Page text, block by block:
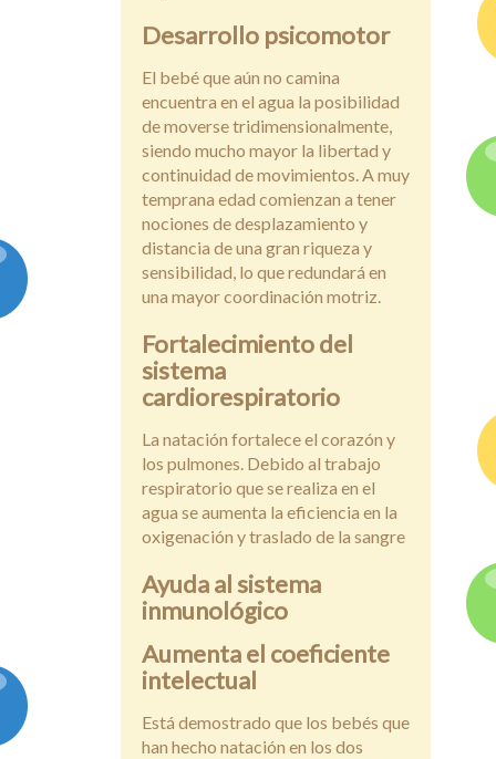
Desarrollo psicomotor
El bebé que aún no camina
encuentra en el agua la posibilidad
de moverse tridimensionalmente,
siendo mucho mayor la libertad y
continuidad de movimientos. A muy
temprana edad comienzan a tener
nociones de desplazamiento y
distancia de una gran riqueza y
sensibilidad, lo que redundará en
una mayor coordinación motriz.
Fortalecimiento del
sistema
cardiorespiratorio
La natación fortalece el corazón y
los pulmones. Debido al trabajo
respiratorio que se realiza en el
agua se aumenta la eficiencia en la
oxigenación y traslado de la sangre
Ayuda al sistema
inmunológico
Aumenta el coeficiente
intelectual
Está demostrado que los bebés que
han hecho natación en los dos